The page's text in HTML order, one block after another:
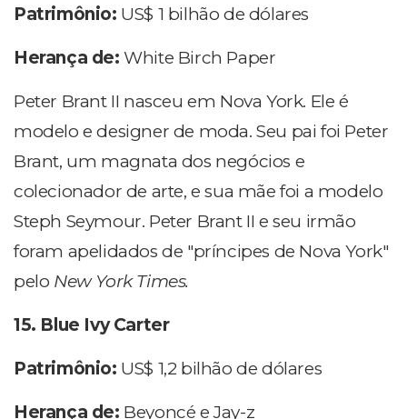
Patrimônio: US$ 1 bilhão de dólares
Herança de:White Birch Paper
Peter Brant II nasceu em Nova York. Ele é
modelo e designer de moda. Seu pai foi Peter
Brant, um magnata dos negócios e
colecionador de arte, e sua mãe foi a modelo
Steph Seymour. Peter Brant II e seu irmão
foram apelidados de "príncipes de Nova York"
pelo New York Times.
15. Blue Ivy Carter
Patrimônio: US$ 1,2 bilhão de dólares
Herança de: Beyoncé e Jay-z